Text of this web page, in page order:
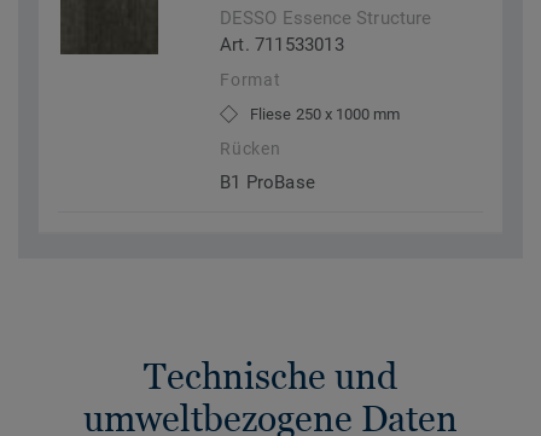
DESSO Essence Structure
Art. 711533013
Format
Fliese 250 x 1000 mm
Rücken
B1 ProBase
Technische und
umweltbezogene Daten